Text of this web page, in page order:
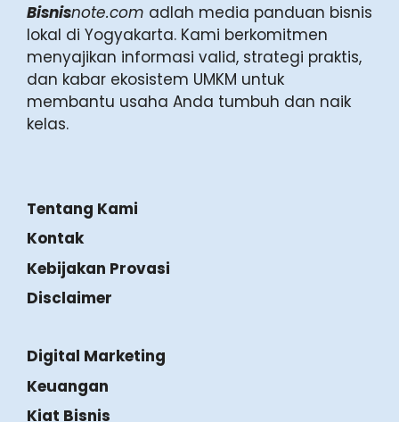
Bisnisnote.com adlah media panduan bisnis
lokal di Yogyakarta. Kami berkomitmen
menyajikan informasi valid, strategi praktis,
dan kabar ekosistem UMKM untuk
membantu usaha Anda tumbuh dan naik
kelas.
Tentang Kami
Kontak
Kebijakan Provasi
Disclaimer
Digital Marketing
Keuangan
Kiat Bisnis